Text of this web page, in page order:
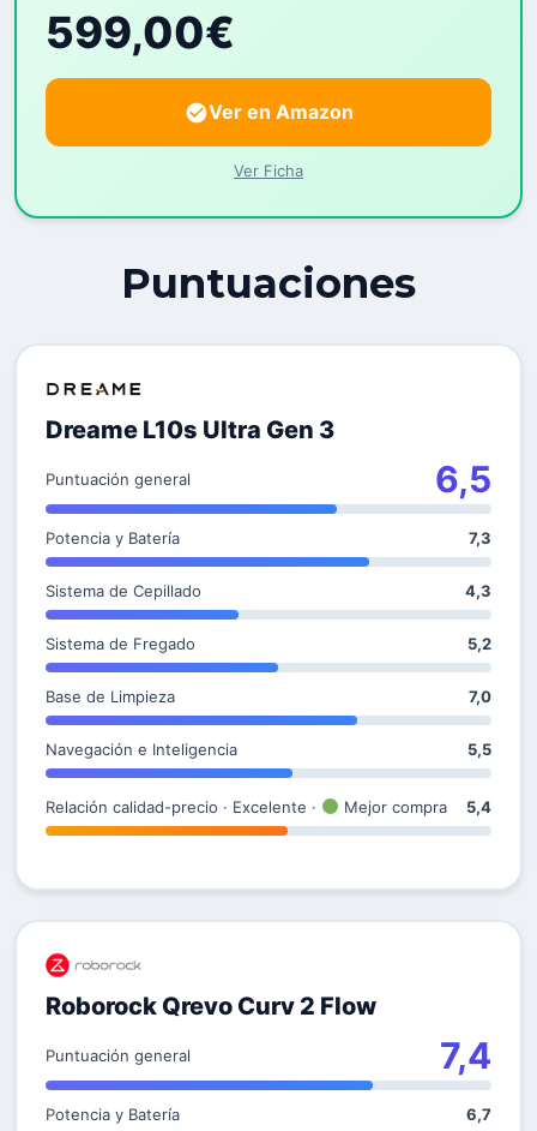
599,00€
Ver en Amazon
Ver Ficha
Puntuaciones
Dreame L10s Ultra Gen 3
Puntuación general 6,5
Potencia y Batería 7,3
Sistema de Cepillado 4,3
Sistema de Fregado 5,2
Base de Limpieza 7,0
Navegación e Inteligencia 5,5
Relación calidad-precio · Excelente · Mejor compra 5,4
Roborock Qrevo Curv 2 Flow
Puntuación general 7,4
Potencia y Batería 6,7